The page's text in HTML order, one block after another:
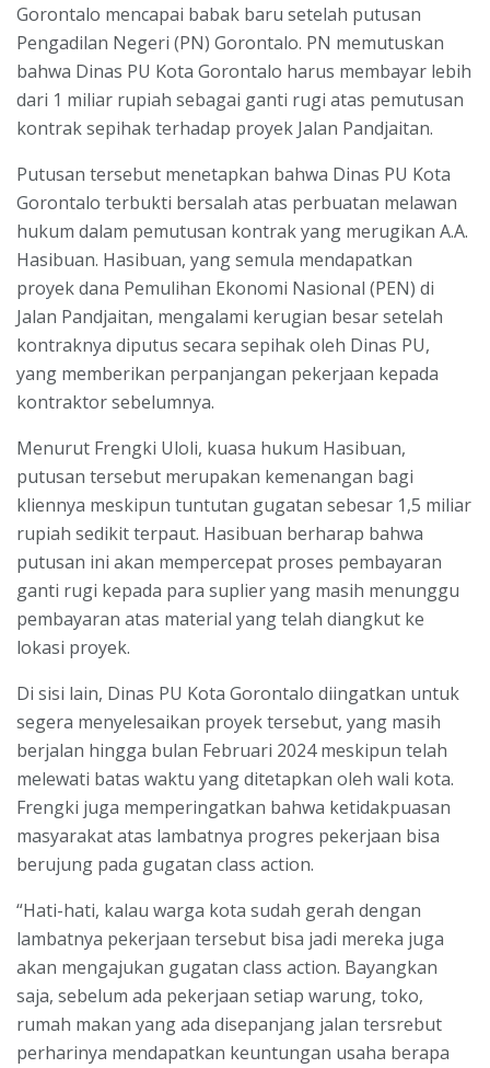
Gorontalo mencapai babak baru setelah putusan
Pengadilan Negeri (PN) Gorontalo. PN memutuskan
bahwa Dinas PU Kota Gorontalo harus membayar lebih
dari 1 miliar rupiah sebagai ganti rugi atas pemutusan
kontrak sepihak terhadap proyek Jalan Pandjaitan.
Putusan tersebut menetapkan bahwa Dinas PU Kota
Gorontalo terbukti bersalah atas perbuatan melawan
hukum dalam pemutusan kontrak yang merugikan A.A.
Hasibuan. Hasibuan, yang semula mendapatkan
proyek dana Pemulihan Ekonomi Nasional (PEN) di
Jalan Pandjaitan, mengalami kerugian besar setelah
kontraknya diputus secara sepihak oleh Dinas PU,
yang memberikan perpanjangan pekerjaan kepada
kontraktor sebelumnya.
Menurut Frengki Uloli, kuasa hukum Hasibuan,
putusan tersebut merupakan kemenangan bagi
kliennya meskipun tuntutan gugatan sebesar 1,5 miliar
rupiah sedikit terpaut. Hasibuan berharap bahwa
putusan ini akan mempercepat proses pembayaran
ganti rugi kepada para suplier yang masih menunggu
pembayaran atas material yang telah diangkut ke
lokasi proyek.
Di sisi lain, Dinas PU Kota Gorontalo diingatkan untuk
segera menyelesaikan proyek tersebut, yang masih
berjalan hingga bulan Februari 2024 meskipun telah
melewati batas waktu yang ditetapkan oleh wali kota.
Frengki juga memperingatkan bahwa ketidakpuasan
masyarakat atas lambatnya progres pekerjaan bisa
berujung pada gugatan class action.
“Hati-hati, kalau warga kota sudah gerah dengan
lambatnya pekerjaan tersebut bisa jadi mereka juga
akan mengajukan gugatan class action. Bayangkan
saja, sebelum ada pekerjaan setiap warung, toko,
rumah makan yang ada disepanjang jalan tersrebut
perharinya mendapatkan keuntungan usaha berapa